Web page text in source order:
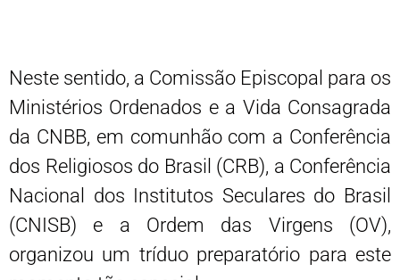
Neste sentido, a Comissão Episcopal para os
Ministérios Ordenados e a Vida Consagrada
da CNBB, em comunhão com a Conferência
dos Religiosos do Brasil (CRB), a Conferência
Nacional dos Institutos Seculares do Brasil
(CNISB) e a Ordem das Virgens (OV),
organizou um tríduo preparatório para este